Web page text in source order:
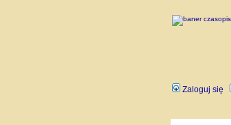
Zaloguj się